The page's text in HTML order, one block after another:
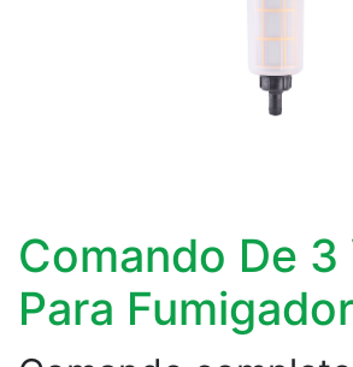
Comando De 3
Para